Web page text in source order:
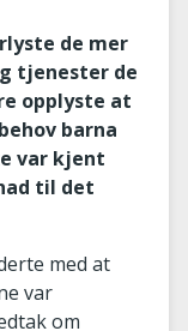
de mer
tjenester de
opplyste at
barna
var kjent
til det
med at
var
om